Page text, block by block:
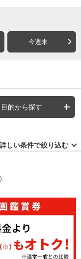
今週末
目的から探す
しい条件で絞り込む